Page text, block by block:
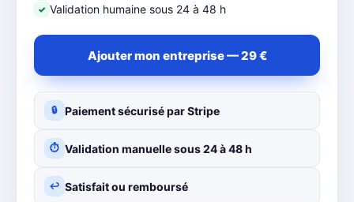
✓ Validation humaine sous 24 à 48 h
Ajouter mon entreprise — 29 €
🔒 Paiement sécurisé par Stripe
⏱ Validation manuelle sous 24 à 48 h
↩ Satisfait ou remboursé